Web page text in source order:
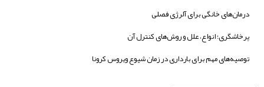
درمان‌های خانگی برای آلرژی فصلی
پرخاشگری؛ انواع، علل و روش‌های کنترل آن
توصیه‌های مهم برای بارداری در زمان شیوع ویروس کرونا